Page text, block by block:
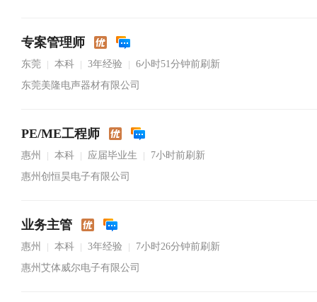
专案管理师
东莞 本科 3年经验
6小时51分钟前刷新
东莞美隆电声器材有限公司
PE/ME工程师
惠州 本科 应届毕业生
7小时前刷新
惠州创恒昊电子有限公司
业务主管
惠州 本科 3年经验
7小时26分钟前刷新
惠州艾体威尔电子有限公司